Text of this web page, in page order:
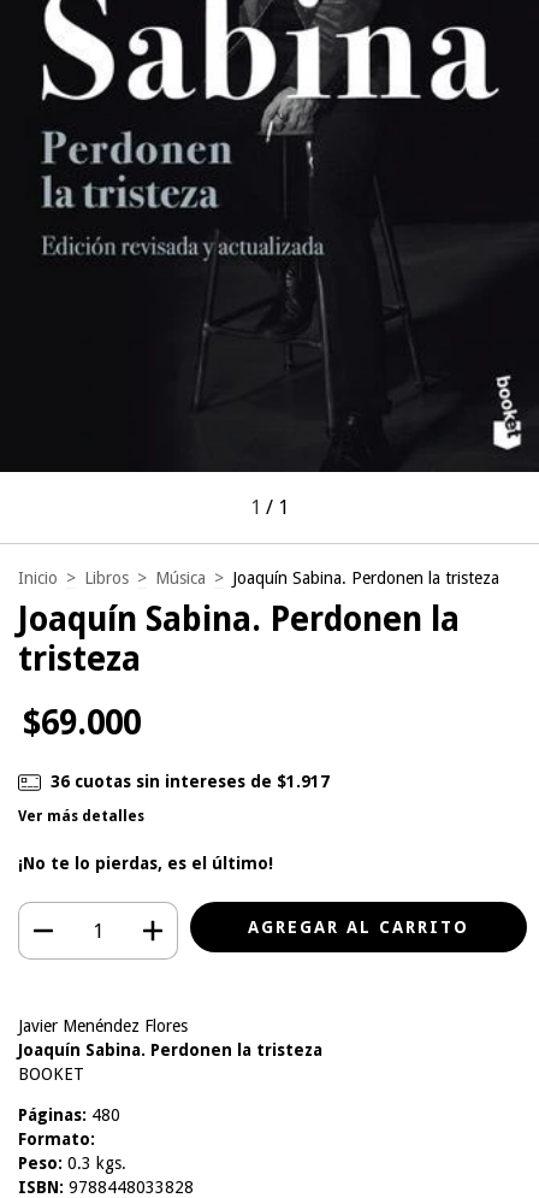
1 / 1
Inicio > Libros > Música > Joaquín Sabina. Perdonen la tristeza
Joaquín Sabina. Perdonen la
tristeza
$69.000
36 cuotas sin intereses de $1.917
Ver más detalles
¡No te lo pierdas, es el último!
Javier Menéndez Flores
Joaquín Sabina. Perdonen la tristeza
BOOKET
Páginas: 480
Formato:
Peso: 0.3 kgs.
ISBN: 9788448033828